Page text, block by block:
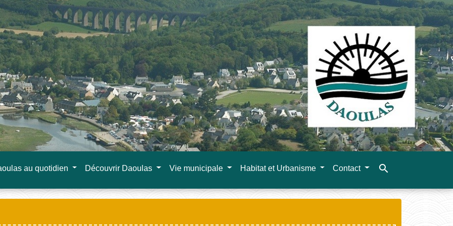
au quotidien Découvrir Daoulas Vie municipale Habitat et Urbanisme Contact search